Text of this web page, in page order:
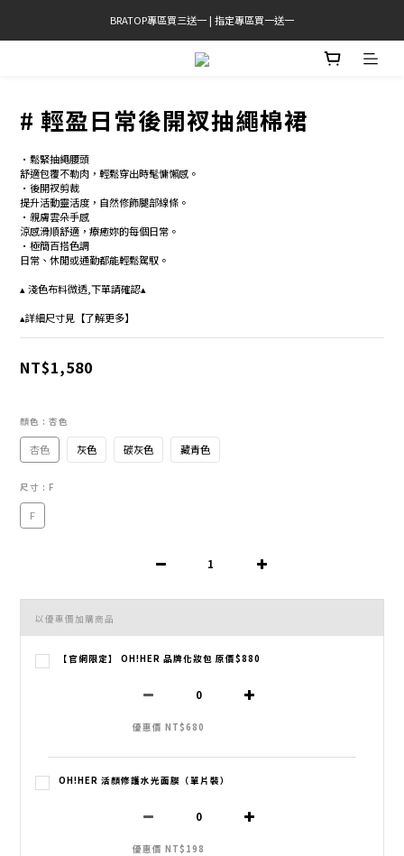
官網限定! 滿千免運(僅限台灣本島)
BRATOP專區買三送一 | 指定專區買一送一
官網限定! 滿千免運(僅限台灣本島)
# 輕盈日常後開衩抽繩棉裙
•鬆緊抽繩腰頭
舒適包覆不勒肉，輕鬆穿出時髦慵懶感。
•後開衩剪裁
提升活動靈活度，自然修飾腿部線條。
•親膚雲朵手感
涼感滑順舒適，療癒妳的每個日常。
•極簡百搭色調
日常、休閒或通勤都能輕鬆駕馭。
▴ 淺色布料微透,下單請確認▴
▴詳細尺寸見【了解更多】
NT$1,580
顏色 : 杏色
杏色 灰色 碳灰色 藏青色
尺寸 : F
F
以優惠價加購商品
【官網限定】 OH!HER 品牌化妝包 原價$880
優惠價 NT$680
OH!HER 活顏修護水光面膜（單片裝）
優惠價 NT$198